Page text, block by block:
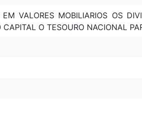
VALORES MOBILIARIOS OS
O TESOURO NACIONAL